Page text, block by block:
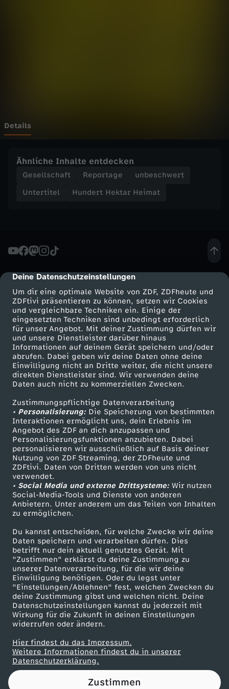
cmp-dialog-description
Deine Datenschutzeinstellungen
Um dir eine optimale Website von ZDF, ZDFheute und
ZDFtivi präsentieren zu können, setzen wir Cookies
und vergleichbare Techniken ein. Einige der
eingesetzten Techniken sind unbedingt erforderlich
für unser Angebot. Mit deiner Zustimmung dürfen wir
und unsere Dienstleister darüber hinaus
Informationen auf deinem Gerät speichern und/oder
abrufen. Dabei geben wir deine Daten ohne deine
Einwilligung nicht an Dritte weiter, die nicht unsere
direkten Dienstleister sind. Wir verwenden deine
Daten auch nicht zu kommerziellen Zwecken.
Zustimmungspflichtige Datenverarbeitung
• Personalisierung:Die Speicherung von bestimmten
Interaktionen ermöglicht uns, dein Erlebnis im
Angebot des ZDF an dich anzupassen und
Personalisierungsfunktionen anzubieten. Dabei
personalisieren wir ausschließlich auf Basis deiner
Nutzung von ZDF Streaming, der ZDFheute und
ZDFtivi. Daten von Dritten werden von uns nicht
verwendet.
• Social Media und externe Drittsysteme:Wir nutzen
Social-Media-Tools und Dienste von anderen
Anbietern. Unter anderem um das Teilen von Inhalten
zu ermöglichen.
Du kannst entscheiden, für welche Zwecke wir deine
Daten speichern und verarbeiten dürfen. Dies
betrifft nur dein aktuell genutztes Gerät. Mit
"Zustimmen" erklärst du deine Zustimmung zu
unserer Datenverarbeitung, für die wir deine
Einwilligung benötigen. Oder du legst unter
"Einstellungen/Ablehnen" fest, welchen Zwecken du
deine Zustimmung gibst und welchen nicht. Deine
Datenschutzeinstellungen kannst du jederzeit mit
Wirkung für die Zukunft in deinen Einstellungen
widerrufen oder ändern.
Hier findest du das Impressum.
Weitere Informationen findest du in unserer
Datenschutzerklärung.
Zustimmen
r
H
e
a
t
-
P
R
E
I
S
E
R
A
T
E
N
–
B
I
O
Details
Ähnliche Inhalte entdecken
Gesellschaft Reportage
unbeschwert
Untertitel
Hundert Hektar Heimat
Mehr ZDF
ZDF-Apps
Smart TV
ZDFtext
Livestreams
Sendungen A-Z
TV-Programm
Service
ZDFmitreden
Kontakt zum ZDF
Tickets
Zuschauerservice
Hilfe
ZDF Unternehmen
Karriere
ZDF goes Schule
Werbefernsehen
Mainzelmännchen
Partner